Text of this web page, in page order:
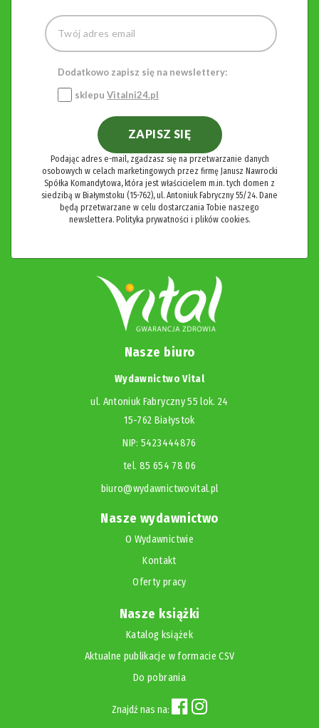
Dodatkowo zapisz się na newslettery:
sklepu Vitalni24.pl
ZAPISZ SIĘ
Podając adres e-mail, zgadzasz się na przetwarzanie danych
osobowych w celach marketingowych przez firmę Janusz Nawrocki
Spółka Komandytowa, która jest właścicielem m.in. tych domen z
siedzibą w Białymstoku (15-762), ul. Antoniuk Fabryczny 55/24. Dane
będą przetwarzane w celu dostarczania Tobie naszego
newslettera. Polityka prywatności i plików cookies.
Nasze biuro
Wydawnictwo Vital
ul. Antoniuk Fabryczny 55 lok. 24
15-762 Białystok
NIP: 5423444876
tel. 85 654 78 06
biuro@wydawnictwovital.pl
Nasze wydawnictwo
O Wydawnictwie
Kontakt
Oferty pracy
Nasze książki
Katalog książek
Aktualne publikacje w formacie CSV
Do pobrania
Znajdź nas na: